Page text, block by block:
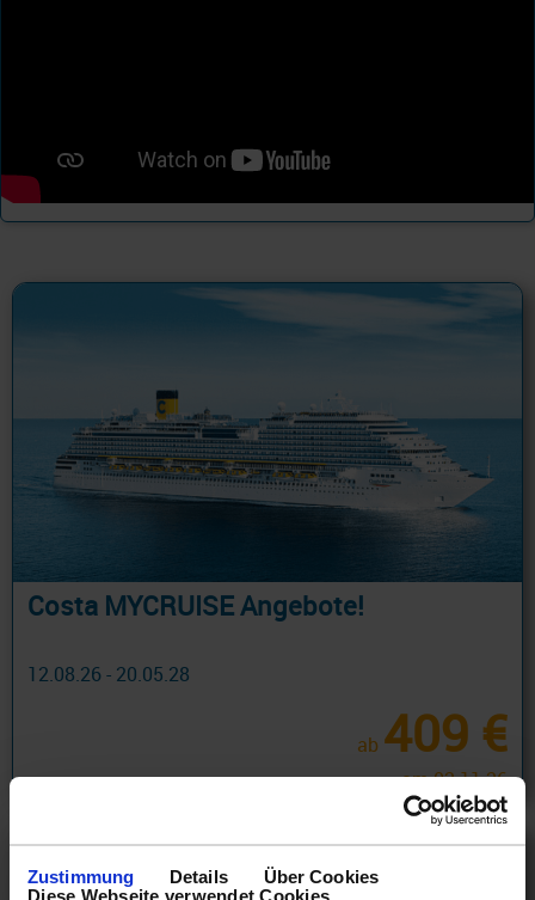
Zustimmung Details
Über Cookies
Diese Webseite verwendet Cookies
Costa MYCRUISE Angebote!
12.08.26 - 20.05.28
ab 409 €
am 02.11.26